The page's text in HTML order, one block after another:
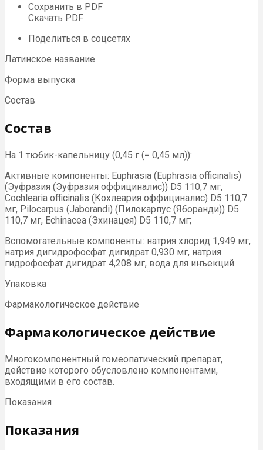
Сохранить в PDF
Скачать PDF
Поделиться в соцсетях
Латинское название
Форма выпуска
Состав
Состав
На 1 тюбик-капельницу (0,45 г (= 0,45 мл)):
Активные компоненты: Euphrasia (Euphrasia officinalis)
(Эуфразия (Эуфразия оффициналис)) D5 110,7 мг,
Cochlearia officinalis (Кохлеария оффициналис) D5 110,7
мг, Pilocarpus (Jaborandi) (Пилокарпус (Яборанди)) D5
110,7 мг, Echinacea (Эхинацея) D5 110,7 мг;
Вспомогательные компоненты: натрия хлорид 1,949 мг,
натрия дигидрофосфат дигидрат 0,930 мг, натрия
гидрофосфат дигидрат 4,208 мг, вода для инъекций.
Упаковка
Фармакологическое действие
Фармакологическое действие
Многокомпонентный гомеопатический препарат,
действие которого обусловлено компонентами,
входящими в его состав.
Показания
Показания